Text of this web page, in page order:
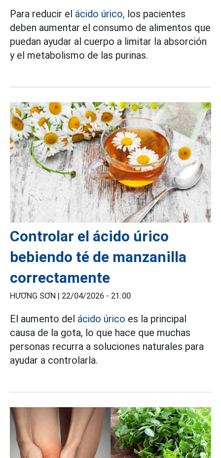
Para reducir el ácido úrico, los pacientes
deben aumentar el consumo de alimentos que
puedan ayudar al cuerpo a limitar la absorción
y el metabolismo de las purinas.
Controlar el ácido úrico
bebiendo té de manzanilla
correctamente
HƯƠNG SƠN | 22/04/2026 - 21:00
El aumento del ácido úrico es la principal
causa de la gota, lo que hace que muchas
personas recurra a soluciones naturales para
ayudar a controlarla.